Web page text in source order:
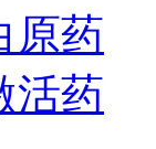
原药
活药